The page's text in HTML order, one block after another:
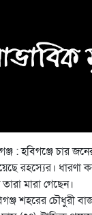
: হবিগঞ্জে চার
রহস্যের। ধারণা
মারা গেছেন।
শহরের চৌধুরী